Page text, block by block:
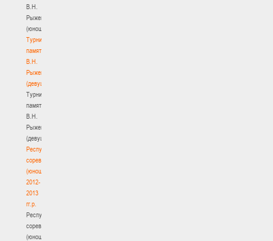
В.Н.
Рыженкова
(юноши)
Турнир
памяти
В.Н.
Рыженкова
(девушки)
Турнир
памяти
В.Н.
Рыженкова
(девушки)
Республиканские
соревнования
(юноши)
2012-
2013
гг.р.
Республиканские
соревнования
(юноши)